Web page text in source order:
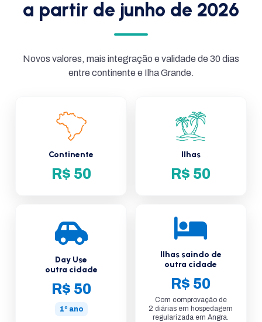
a partir de junho de 2026
Novos valores, mais integração e validade de 30 dias
entre continente e Ilha Grande.
Continente
R$ 50
Ilhas
R$ 50
Day Use
outra cidade
R$ 50
1º ano
Ilhas saindo de
outra cidade
R$ 50
Com comprovação de
2 diárias em hospedagem
regularizada em Angra.